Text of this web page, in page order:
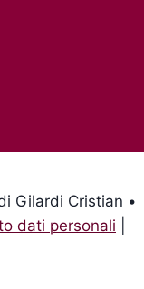
Gilardi Cristian •
dati personali